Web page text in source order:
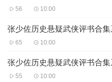
56 10:00
张少佐历史悬疑武侠评书合集
65 10:00
张少佐历史悬疑武侠评书合集
55 10:00